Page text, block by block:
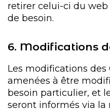
retirer celui-ci du
de besoin.
6. Modifications
Les modifications des
amenées à être
besoin particulier, et
seront informés via la